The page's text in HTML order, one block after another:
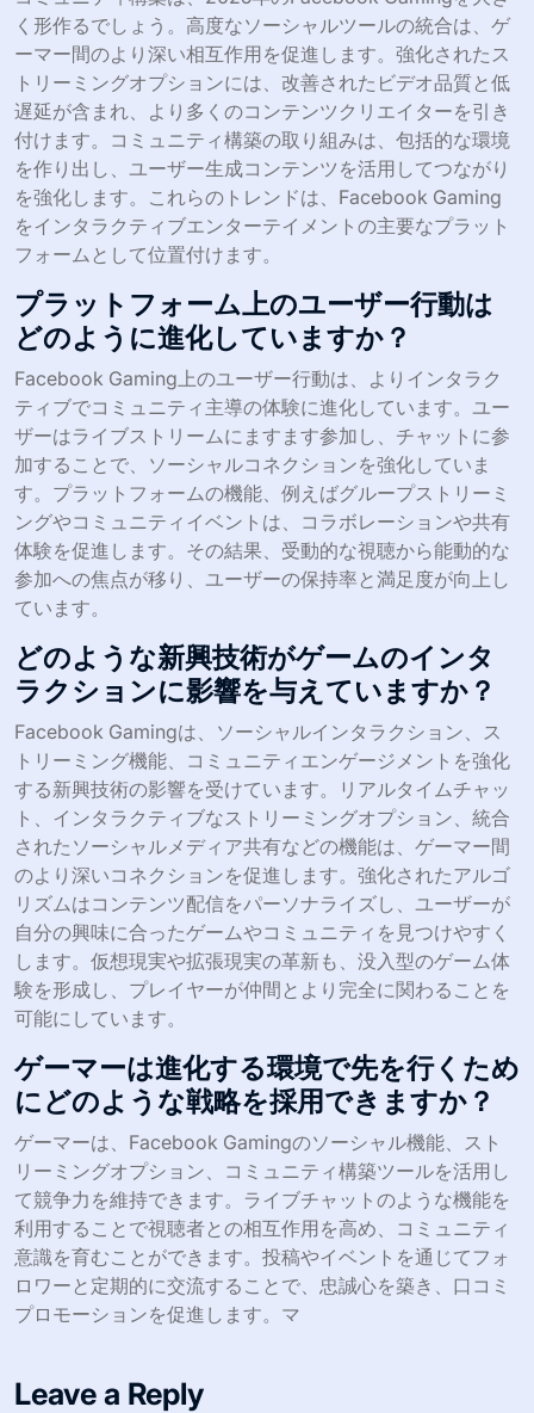
2025年におけるFacebook Gaming
の未来を形作るトレンドは何です
か？
ソーシャル機能、強化されたストリーミングオプション、
コミュニティ構築は、2025年のFacebook Gamingを大き
く形作るでしょう。高度なソーシャルツールの統合は、ゲ
ーマー間のより深い相互作用を促進します。強化されたス
トリーミングオプションには、改善されたビデオ品質と低
遅延が含まれ、より多くのコンテンツクリエイターを引き
付けます。コミュニティ構築の取り組みは、包括的な環境
を作り出し、ユーザー生成コンテンツを活用してつながり
を強化します。これらのトレンドは、Facebook Gaming
をインタラクティブエンターテイメントの主要なプラット
フォームとして位置付けます。
プラットフォーム上のユーザー行動は
どのように進化していますか？
Facebook Gaming上のユーザー行動は、よりインタラク
ティブでコミュニティ主導の体験に進化しています。ユー
ザーはライブストリームにますます参加し、チャットに参
加することで、ソーシャルコネクションを強化していま
す。プラットフォームの機能、例えばグループストリーミ
ングやコミュニティイベントは、コラボレーションや共有
体験を促進します。その結果、受動的な視聴から能動的な
参加への焦点が移り、ユーザーの保持率と満足度が向上し
ています。
どのような新興技術がゲームのインタ
ラクションに影響を与えていますか？
Facebook Gamingは、ソーシャルインタラクション、ス
トリーミング機能、コミュニティエンゲージメントを強化
する新興技術の影響を受けています。リアルタイムチャッ
ト、インタラクティブなストリーミングオプション、統合
されたソーシャルメディア共有などの機能は、ゲーマー間
のより深いコネクションを促進します。強化されたアルゴ
リズムはコンテンツ配信をパーソナライズし、ユーザーが
自分の興味に合ったゲームやコミュニティを見つけやすく
します。仮想現実や拡張現実の革新も、没入型のゲーム体
験を形成し、プレイヤーが仲間とより完全に関わることを
可能にしています。
ゲーマーは進化する環境で先を行くため
ゲーマーは、Facebook Gamingのソーシャル機能、スト
リーミングオプション、コミュニティ構築ツールを活用し